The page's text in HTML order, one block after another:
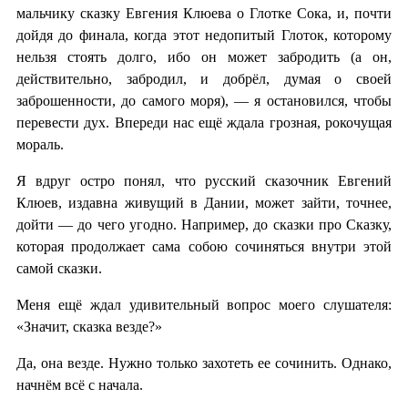
мальчику сказку Евгения Клюева о Глотке Сока, и, почти
дойдя до финала, когда этот недопитый Глоток, которому
нельзя стоять долго, ибо он может забродить (а он,
действительно, забродил, и добрёл, думая о своей
заброшенности, до самого моря), — я остановился, чтобы
перевести дух. Впереди нас ещё ждала грозная, рокочущая
мораль.
Я вдруг остро понял, что русский сказочник Евгений
Клюев, издавна живущий в Дании, может зайти, точнее,
дойти — до чего угодно. Например, до сказки про Сказку,
которая продолжает сама собою сочиняться внутри этой
самой сказки.
Меня ещё ждал удивительный вопрос моего слушателя:
«Значит, сказка везде?»
Да, она везде. Нужно только захотеть ее сочинить. Однако,
начнём всё с начала.